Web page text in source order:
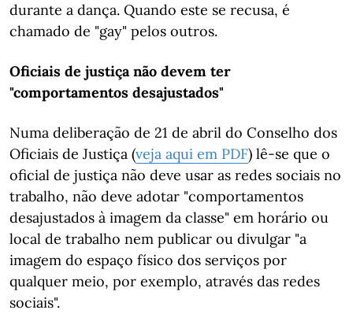
durante a dança. Quando este se recusa, é
chamado de "gay" pelos outros.
Oficiais de justiça não devem ter
"comportamentos desajustados"
Numa deliberação de 21 de abril do Conselho dos
Oficiais de Justiça (veja aqui em PDF) lê-se que o
oficial de justiça não deve usar as redes sociais no
trabalho, não deve adotar "comportamentos
desajustados à imagem da classe" em horário ou
local de trabalho nem publicar ou divulgar "a
imagem do espaço físico dos serviços por
qualquer meio, por exemplo, através das redes
sociais".